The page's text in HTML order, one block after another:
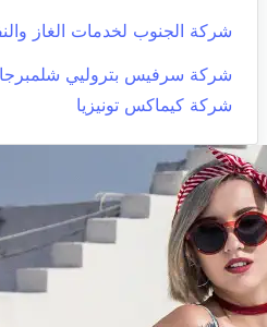
شركة الجنوب لخدمات الغاز
شركة سرفيس بتروليي
شركة كيماكس تونيزيا